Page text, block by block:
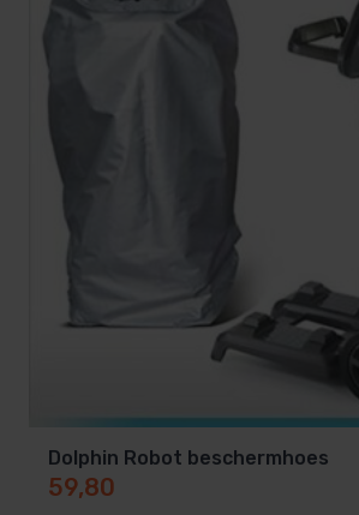
Dolphin Robot beschermhoes
59,80